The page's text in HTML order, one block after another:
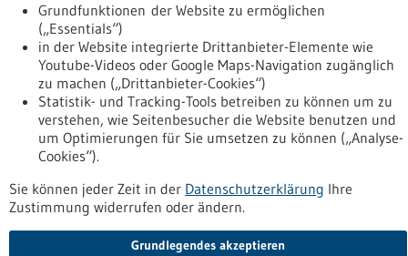
Informiert bleiben
Newsletter abonnieren
2026
Grundfunktionen der Website zu ermöglichen
(„Essentials“)
in der Website integrierte Drittanbieter-Elemente wie
Youtube-Videos oder Google Maps-Navigation zugänglich
zu machen („Drittanbieter-Cookies“)
Statistik- und Tracking-Tools betreiben zu können um zu
verstehen, wie Seitenbesucher die Website benutzen und
um Optimierungen für Sie umsetzen zu können („Analyse-
Cookies“).
Sie können jeder Zeit in der Datenschutzerklärung Ihre
Zustimmung widerrufen oder ändern.
Grundlegendes akzeptieren